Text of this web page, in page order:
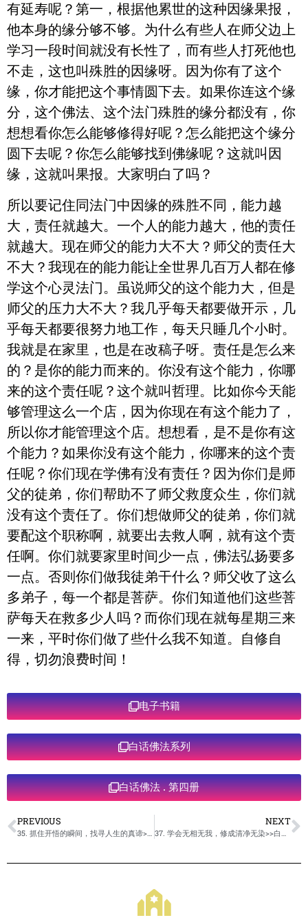
有延寿呢？第一，根据他累世的这种因缘果报，
他本身的缘分够不够。为什么有些人在师父边上
学习一段时间就没有长性了，而有些人打死他也
不走，这也叫殊胜的因缘呀。因为你有了这个
缘，你才能把这个事情圆下去。如果你连这个缘
分，这个佛法、这个法门殊胜的缘分都没有，你
想想看你怎么能够修得好呢？怎么能把这个缘分
圆下去呢？你怎么能够找到佛缘呢？这就叫因
缘，这就叫果报。大家明白了吗？
所以要记住同法门中因缘的殊胜不同，能力越
大，责任就越大。一个人的能力越大，他的责任
就越大。现在师父的能力大不大？师父的责任大
不大？我现在的能力能让全世界几百万人都在修
学这个心灵法门。虽说师父的这个能力大，但是
师父的压力大不大？我几乎每天都要做开示，几
乎每天都要很努力地工作，每天只睡几个小时。
我就是在家里，也是在改稿子呀。责任是怎么来
的？是你的能力而来的。你没有这个能力，你哪
来的这个责任呢？这个就叫哲理。比如你今天能
够管理这么一个店，因为你现在有这个能力了，
所以你才能管理这个店。想想看，是不是你有这
个能力？如果你没有这个能力，你哪来的这个责
任呢？你们现在学佛有没有责任？因为你们是师
父的徒弟，你们帮助不了师父救度众生，你们就
没有这个责任了。你们想做师父的徒弟，你们就
要配这个职称啊，就要出去救人啊，就有这个责
任啊。你们就要家里时间少一点，佛法弘扬要多
一点。否则你们做我徒弟干什么？师父收了这么
多弟子，每一个都是菩萨。你们知道他们这些菩
萨每天在救多少人吗？而你们现在就每星期三来
一来，平时你们做了些什么我不知道。自修自
得，切勿浪费时间！
电子书籍
白话佛法系列
白话佛法 . 第四册
PREVIOUS
35. 抓住开悟的瞬间，找寻人生的真谛>>白话佛法 >>第四册
NEXT
37. 学会无相无我，修成清净无染>>白话佛法 >>第四册